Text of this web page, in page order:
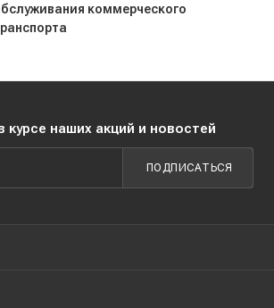
коммерческого
курсе наших акций и новостей
ПОДПИСАТЬСЯ